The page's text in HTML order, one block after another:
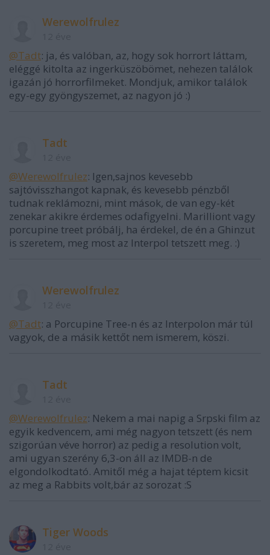
Werewolfrulez
@Tadt: ja, és valóban, az, hogy sok horrort láttam,
eléggé kitolta az ingerküszöbömet, nehezen találok
igazán jó horrorfilmeket. Mondjuk, amikor találok
egy-egy gyöngyszemet, az nagyon jó :)
Tadt
@Werewolfrulez: Igen,sajnos kevesebb
sajtóvisszhangot kapnak, és kevesebb pénzből
tudnak reklámozni, mint mások, de van egy-két
zenekar akikre érdemes odafigyelni. Marilliont vagy
porcupine treet próbálj, ha érdekel, de én a Ghinzut
is szeretem, meg most az Interpol tetszett meg. :)
Werewolfrulez
@Tadt: a Porcupine Tree-n és az Interpolon már túl
vagyok, de a másik kettőt nem ismerem, köszi.
Tadt
@Werewolfrulez: Nekem a mai napig a Srpski film az
egyik kedvencem, ami még nagyon tetszett (és nem
szigorúan véve horror) az pedig a resolution volt,
ami ugyan szerény 6,3-on áll az IMDB-n de
elgondolkodtató. Amitől még a hajat téptem kicsit
az meg a Rabbits volt,bár az sorozat :S
Tiger Woods